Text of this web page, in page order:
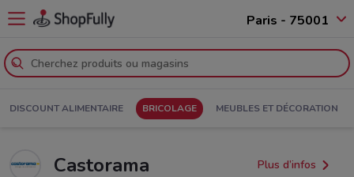
Paris - 75001
DISCOUNT ALIMENTAIRE BRICOLAGE MEUBLES ET DÉCORATION
Castorama Plus d’infos